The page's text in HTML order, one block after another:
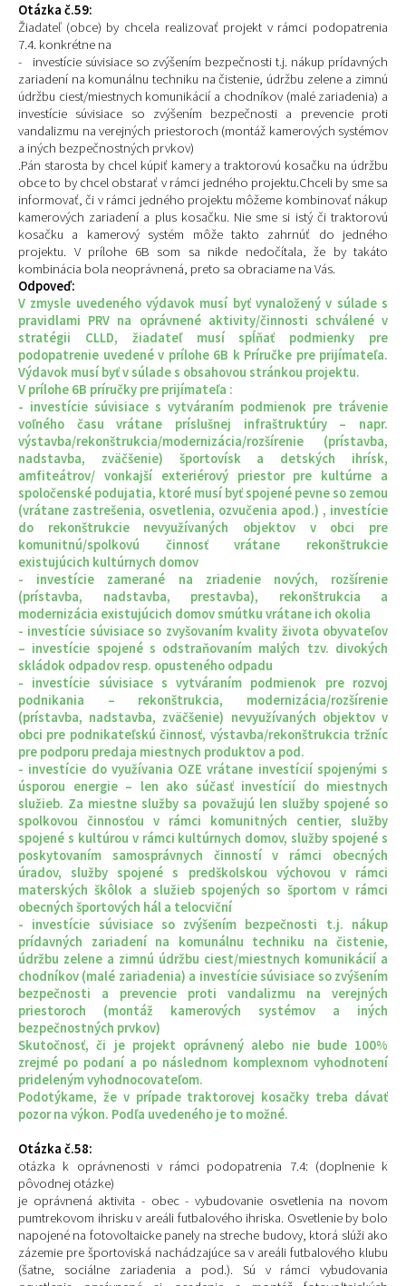
Otázka č.59:
Žiadateľ (obce) by chcela realizovať projekt v rámci podopatrenia
7.4. konkrétne na
- investície súvisiace so zvýšením bezpečnosti t.j. nákup prídavných
zariadení na komunálnu techniku na čistenie, údržbu zelene a zimnú
údržbu ciest/miestnych komunikácií a chodníkov (malé zariadenia) a
investície súvisiace so zvýšením bezpečnosti a prevencie proti
vandalizmu na verejných priestoroch (montáž kamerových systémov
a iných bezpečnostných prvkov)
.Pán starosta by chcel kúpiť kamery a traktorovú kosačku na údržbu
obce to by chcel obstarať v rámci jedného projektu.Chceli by sme sa
informovať, či v rámci jedného projektu môžeme kombinovať nákup
kamerových zariadení a plus kosačku. Nie sme si istý či traktorovú
kosačku a kamerový systém môže takto zahrnúť do jedného
projektu. V prílohe 6B som sa nikde nedočítala, že by takáto
kombinácia bola neoprávnená, preto sa obraciame na Vás.
Odpoveď:
V zmysle uvedeného výdavok musí byť vynaložený v súlade s
pravidlami PRV na oprávnené aktivity/činnosti schválené v
stratégii CLLD, žiadateľ musí spĺňať podmienky pre
podopatrenie uvedené v prílohe 6B k Príručke pre prijímateľa.
Výdavok musí byť v súlade s obsahovou stránkou projektu.
V prílohe 6B príručky pre prijímateľa :
- investície súvisiace s vytváraním podmienok pre trávenie
voľného času vrátane príslušnej infraštruktúry – napr.
výstavba/rekonštrukcia/modernizácia/rozšírenie (prístavba,
nadstavba, zväčšenie) športovísk a detských ihrísk,
amfiteátrov/ vonkajší exteriérový priestor pre kultúrne a
spoločenské podujatia, ktoré musí byť spojené pevne so zemou
(vrátane zastrešenia, osvetlenia, ozvučenia apod.) , investície
do rekonštrukcie nevyužívaných objektov v obci pre
komunitnú/spolkovú činnosť vrátane rekonštrukcie
existujúcich kultúrnych domov
- investície zamerané na zriadenie nových, rozšírenie
(prístavba, nadstavba, prestavba), rekonštrukcia a
modernizácia existujúcich domov smútku vrátane ich okolia
- investície súvisiace so zvyšovaním kvality života obyvateľov
– investície spojené s odstraňovaním malých tzv. divokých
skládok odpadov resp. opusteného odpadu
- investície súvisiace s vytváraním podmienok pre rozvoj
podnikania – rekonštrukcia, modernizácia/rozšírenie
(prístavba, nadstavba, zväčšenie) nevyužívaných objektov v
obci pre podnikateľskú činnosť, výstavba/rekonštrukcia tržníc
pre podporu predaja miestnych produktov a pod.
- investície do využívania OZE vrátane investícií spojenými s
úsporou energie – len ako súčasť investícií do miestnych
služieb. Za miestne služby sa považujú len služby spojené so
spolkovou činnosťou v rámci komunitných centier, služby
spojené s kultúrou v rámci kultúrnych domov, služby spojené s
poskytovaním samosprávnych činností v rámci obecných
úradov, služby spojené s predškolskou výchovou v rámci
materských škôlok a služieb spojených so športom v rámci
obecných športových hál a telocviční
- investície súvisiace so zvýšením bezpečnosti t.j. nákup
prídavných zariadení na komunálnu techniku na čistenie,
údržbu zelene a zimnú údržbu ciest/miestnych komunikácií a
chodníkov (malé zariadenia) a investície súvisiace so zvýšením
bezpečnosti a prevencie proti vandalizmu na verejných
priestoroch (montáž kamerových systémov a iných
bezpečnostných prvkov)
Skutočnosť, či je projekt oprávnený alebo nie bude 100%
zrejmé po podaní a po následnom komplexnom vyhodnotení
prideleným vyhodnocovateľom.
Podotýkame, že v prípade traktorovej kosačky treba dávať
pozor na výkon. Podľa uvedeného je to možné.
Otázka č.58:
otázka k oprávnenosti v rámci podopatrenia 7.4: (doplnenie k
pôvodnej otázke)
je oprávnená aktivita - obec - vybudovanie osvetlenia na novom
pumtrekovom ihrisku v areáli futbalového ihriska. Osvetlenie by bolo
napojené na fotovoltaicke panely na streche budovy, ktorá slúži ako
zázemie pre športoviská nachádzajúce sa v areáli futbalového klubu
(šatne, sociálne zariadenia a pod.). Sú v rámci vybudovania